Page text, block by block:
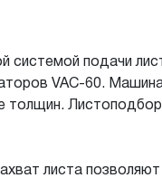
системой подачи
VAC-60.
листа